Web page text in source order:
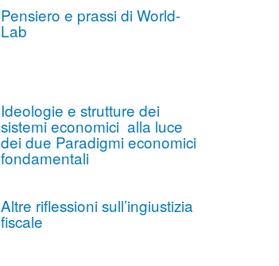
Pensiero e prassi di World-
Lab
Ideologie e strutture dei
sistemi economici alla luce
dei due Paradigmi economici
fondamentali
Altre riflessioni sull’ingiustizia
fiscale